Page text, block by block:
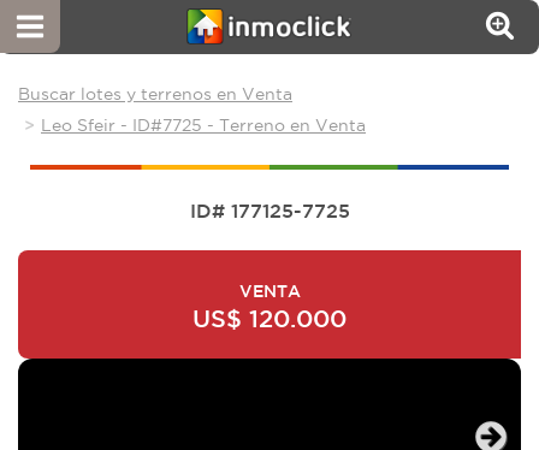
Buscar lotes y terrenos en Venta
Leo Sfeir - ID#7725 - Terreno en Venta
ID# 177125-7725
VENTA
US$ 120.000